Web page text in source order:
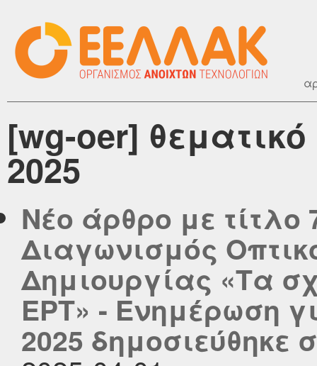
[wg-oer]
2025
Νέο άρθρο με τίτλο
Διαγωνισμός
Δημιουργίας «Τα
ΕΡΤ» - Ενημέρωση
2025 δημοσιεύθηκε